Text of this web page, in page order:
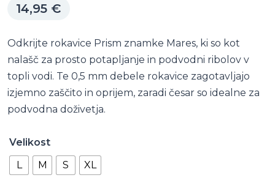
14,95 €
Odkrijte rokavice Prism znamke Mares, ki so kot
nalašč za prosto potapljanje in podvodni ribolov v
topli vodi. Te 0,5 mm debele rokavice zagotavljajo
izjemno zaščito in oprijem, zaradi česar so idealne za
podvodna doživetja.
Velikost
L
M S XL